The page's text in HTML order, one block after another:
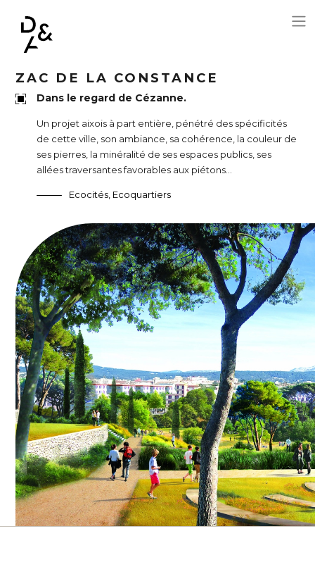
ZAC DE LA CONSTANCE
Dans le regard de Cézanne.
Un projet aixois à part entière, pénétré des spécificités
de cette ville, son ambiance, sa cohérence, la couleur de
ses pierres, la minéralité de ses espaces publics, ses
allées traversantes favorables aux piétons…
Ecocités, Ecoquartiers